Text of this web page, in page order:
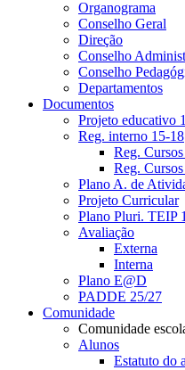
Organograma
Conselho Geral
Direção
Conselho
Conselho
Departamentos
Documentos
Projeto educativo
Reg. interno 15-18
Reg.
Reg.
Plano A. de
Projeto Curricular
Plano Pluri. TEIP
Avaliação
Externa
Interna
Plano E@D
PADDE 25/27
Comunidade
Comunidade
Alunos
Estatuto do